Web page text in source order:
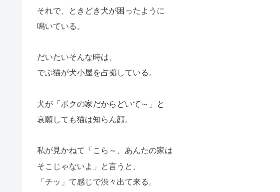
それで、ときどき犬が困ったように
鳴いている。
だいたいそんな時は、
でぶ猫が犬小屋を占拠している。
犬が「ボクの家だからどいて～」と
哀願しても猫は知らん顔。
私が見かねて「こら～、あんたの家は
そこじゃないよ」と言うと、
「チッ」て感じで渋々出て来る。